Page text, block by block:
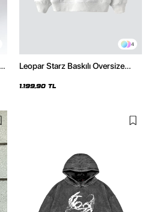
4
Leopar Starz Baskılı Oversize
1.199,90 TL